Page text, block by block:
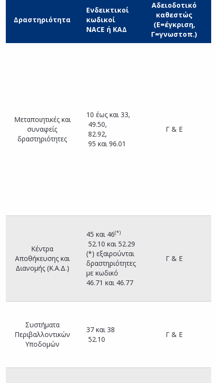
Δραστηριότητα
Ενδεικτικοί
κωδικοί
NACE ή ΚΑΔ
Αδειοδοτικό
καθεστώς
(Ε=έγκριση,
Γ=γνωστοπ.)
Μεταποιητικές και
συναφείς
δραστηριότητες
10 έως και 33,
49.50,
82.92,
95 και 96.01
Γ & Ε
Κέντρα
Αποθήκευσης και
Διανομής (Κ.Α.Δ.)
45 και 46(*)
52.10 και 52.29
(*) εξαιρούνται
δραστηριότητες
με κωδικό
46.71 και 46.77
Γ & Ε
Συστήματα
Περιβαλλοντικών
Υποδομών
37 και 38
52.10
Γ & Ε